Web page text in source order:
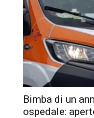
Bimba di un
ospedale: